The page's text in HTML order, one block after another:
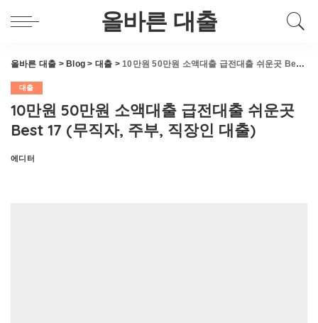
올바른 대출
올바른 대출 > Blog > 대출 >10만원 50만원 소액대출 급전대출 쉬운곳 Best 17 (무직자, 주부, 직장인 대출)
대출
10만원 50만원 소액대출 급전대출 쉬운곳
Best 17 (무직자, 주부, 직장인 대출)
Posted
에디터